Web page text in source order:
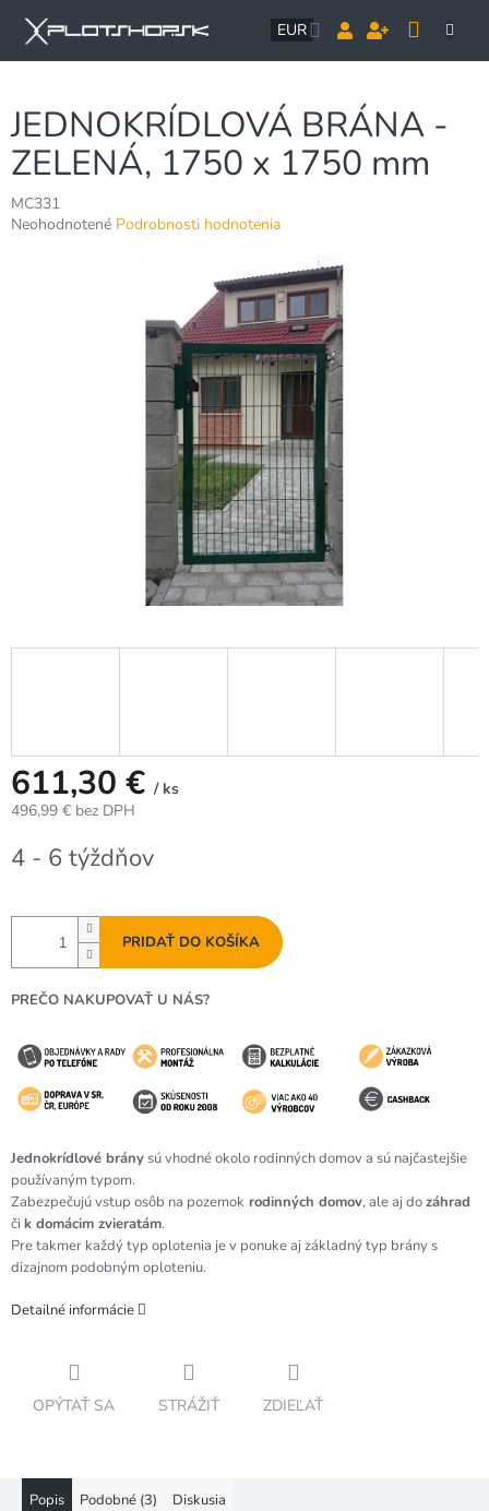
obsah
EUR
JEDNOKRÍDLOVÁ BRÁNA -
ZELENÁ, 1750 x 1750 mm
MC331
Priemerné
Neohodnotené Podrobnosti hodnotenia
611,30 € / ks
496,99 € bez DPH
cena:
4 - 6 týždňov
PRIDAŤ DO KOŠÍKA
PREČO NAKUPOVAŤ U NÁS?
Jednokrídlové bránysú vhodné okolo rodinných domov a sú najčastejšie
používaným typom.
Zabezpečujú vstup osôb na pozemok rodinných domov, ale aj dozáhrad
či k domácim zvieratám.
Pre takmer každý typ oplotenia je v ponuke aj základný typ brány s
dizajnom podobným oploteniu.
Detailné informácie
OPÝTAŤ SA STRÁŽIŤ ZDIEĽAŤ
Popis Podobné (3) Diskusia